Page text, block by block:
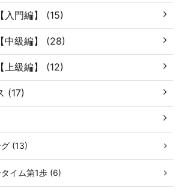
入門編】 (15)
中級編】 (28)
上級編】 (12)
(17)
(13)
イム第1歩 (6)